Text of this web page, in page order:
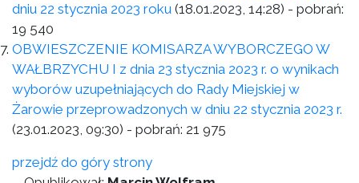
dniu 22 stycznia 2023 roku (18.01.2023, 14:28) - pobrań:
19 540
OBWIESZCZENIE KOMISARZA WYBORCZEGO W
WAŁBRZYCHU I z dnia 23 stycznia 2023 r. o wynikach
wyborów uzupełniających do Rady Miejskiej w
Żarowie przeprowadzonych w dniu 22 stycznia 2023 r.
(23.01.2023, 09:30) - pobrań: 21 975
przejdź do góry strony